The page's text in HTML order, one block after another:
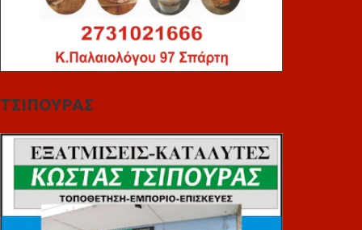
ΤΣΙΠΟΥΡΑΣ